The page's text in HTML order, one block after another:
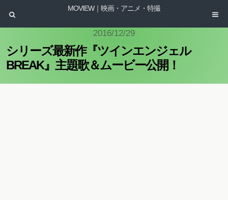
MOVIEW｜映画・アニメ・特撮
2016/12/29
シリーズ最新作『ツインエンジェル
BREAK』主題歌＆ムービー公開！